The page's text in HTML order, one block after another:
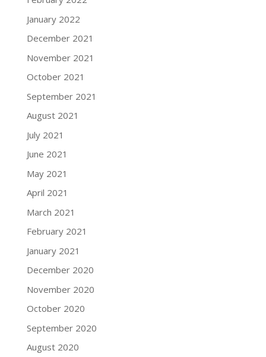
January 2022
December 2021
November 2021
October 2021
September 2021
August 2021
July 2021
June 2021
May 2021
April 2021
March 2021
February 2021
January 2021
December 2020
November 2020
October 2020
September 2020
August 2020